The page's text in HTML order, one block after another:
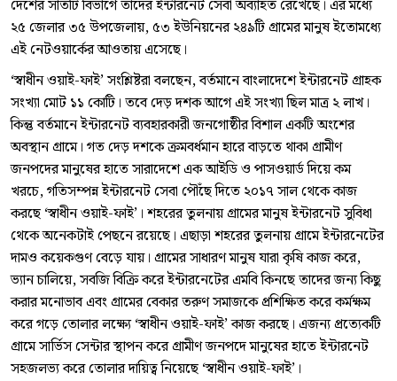
দেশের সাতটি বিভাগে তাদের ইন্টারনেট সেবা অব্যাহত রেখেছে। এর মধ্যে
২৫ জেলার ৩৫ উপজেলায়, ৫৩ ইউনিয়নের ২৪৯টি গ্রামের মানুষ ইতোমধ্যে
এই নেটওয়ার্কের আওতায় এসেছে।
‘স্বাধীন ওয়াই-ফাই’ সংশ্লিষ্টরা বলছেন, বর্তমানে বাংলাদেশে ইন্টারনেট গ্রাহক
সংখ্যা মোট ১১ কোটি। তবে দেড় দশক আগে এই সংখ্যা ছিল মাত্র ২ লাখ।
কিন্তু বর্তমানে ইন্টারনেট ব্যবহারকারী জনগোষ্ঠীর বিশাল একটি অংশের
অবস্থান গ্রামে। গত দেড় দশকে ক্রমবর্ধমান হারে বাড়তে থাকা গ্রামীণ
জনপদের মানুষের হাতে সারাদেশে এক আইডি ও পাসওয়ার্ড দিয়ে কম
খরচে, গতিসম্পন্ন ইন্টারনেট সেবা পৌঁছে দিতে ২০১৭ সাল থেকে কাজ
করছে ‘স্বাধীন ওয়াই-ফাই’। শহরের তুলনায় গ্রামের মানুষ ইন্টারনেট সুবিধা
থেকে অনেকটাই পেছনে রয়েছে। এছাড়া শহরের তুলনায় গ্রামে ইন্টারনেটের
দামও কয়েকগুণ বেড়ে যায়। গ্রামের সাধারণ মানুষ যারা কৃষি কাজ করে,
ভ্যান চালিয়ে, সবজি বিক্রি করে ইন্টারনেটের এমবি কিনছে তাদের জন্য কিছু
করার মনোভাব এবং গ্রামের বেকার তরুণ সমাজকে প্রশিক্ষিত করে কর্মক্ষম
করে গড়ে তোলার লক্ষ্যে ‘স্বাধীন ওয়াই-ফাই’ কাজ করছে। এজন্য প্রত্যেকটি
গ্রামে সার্ভিস সেন্টার স্থাপন করে গ্রামীণ জনপদে মানুষের হাতে ইন্টারনেট
সহজলভ্য করে তোলার দায়িত্ব নিয়েছে ‘স্বাধীন ওয়াই-ফাই’।